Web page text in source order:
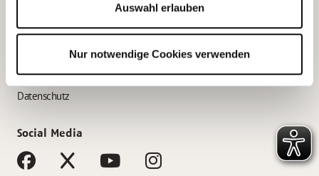
Auswahl erlauben
Nur notwendige Cookies verwenden
AWO Gliederungen nach Bundesland
Impressum
Datenschutz
Social Media